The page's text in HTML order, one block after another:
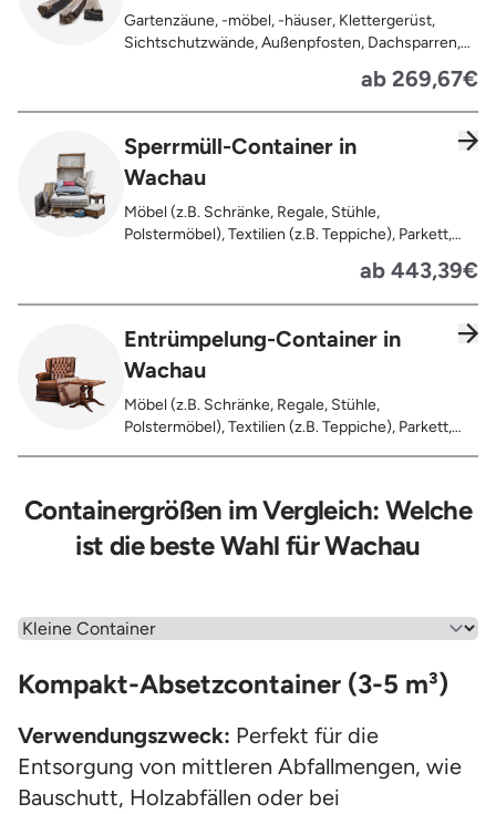
Gartenzäune, -möbel, -häuser, Klettergerüst,
Sichtschutzwände, Außenpfosten, Dachsparren,
behandeltes Holz (=schadstoffbelastet),
Verfaultes oder verbranntes Holz, Fensterrahmen,
Bahnschwellen, Pflanzfähle, Jägerzaun
ab 269,67€
Sperrmüll-Container in
Wachau
Möbel (z.B. Schränke, Regale, Stühle,
Polstermöbel), Textilien (z.B. Teppiche), Parkett,
Koffer, Fensterholz oder Türholz / Türen (ohne
Glas), Fahrräder, Matratzen, Spielzeug, Bücher,
Laminat
ab 443,39€
Entrümpelung-Container in
Wachau
Möbel (z.B. Schränke, Regale, Stühle,
Polstermöbel), Textilien (z.B. Teppiche), Parkett,
Fässer, Eimer, Sonstiger Hausstand
Containergrößen im Vergleich: Welche
ist die beste Wahl für Wachau
Wähle einen Menüpunkt aus
Kompakt-Absetzcontainer (3-5 m³)
Verwendungszweck: Perfekt für die
Entsorgung von mittleren Abfallmengen, wie
Bauschutt, Holzabfällen oder bei